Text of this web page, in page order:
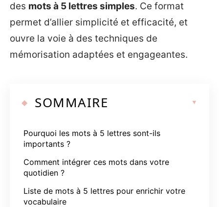
des mots à 5 lettres simples. Ce format
permet d’allier simplicité et efficacité, et
ouvre la voie à des techniques de
mémorisation adaptées et engageantes.
SOMMAIRE
Pourquoi les mots à 5 lettres sont-ils
importants ?
Comment intégrer ces mots dans votre
quotidien ?
Liste de mots à 5 lettres pour enrichir votre
vocabulaire